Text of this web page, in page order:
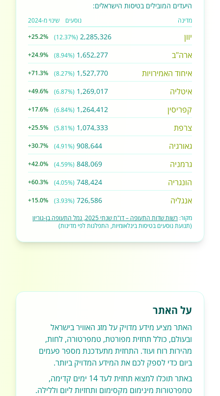
היעדים המובילים בטיסות הישראלים:
מדינה נוסעים שינוי מ-2024
יוון 2,285,326
(12.37%)
+25.2%
ארה"ב 1,652,277
(8.94%)
+24.9%
איחוד האמירויות 1,527,770
(8.27%)
+71.3%
איטליה 1,269,017
(6.87%)
+49.6%
קפריסין 1,264,412
(6.84%)
+17.6%
צרפת 1,074,333
(5.81%)
+25.5%
גאורגיה 908,644
(4.91%)
+30.7%
גרמניה 848,069
(4.59%)
+42.0%
הונגריה 748,424
(4.05%)
+60.3%
אנגליה 726,586
(3.93%)
+15.0%
מקור: רשות שדות התעופה – דו"ח שנתי 2025, נמל התעופה בן-גוריון
(תנועת נוסעים בטיסות בינלאומיות, התפלגות לפי מדינות)
על האתר
האתר מציע מידע מדויק על מזג האוויר בישראל
ובעולם, כולל תחזית מפורטת, טמפרטורה, לחות,
מהירות רוח ועוד. התחזית מתעדכנת מספר פעמים
ביום כדי לספק לכם את המידע המדויק ביותר.
באתר תוכלו למצוא תחזית לעד 14 ימים קדימה,
טמפרטורות מינימום מקסימום ותחזיות ליום וללילה.